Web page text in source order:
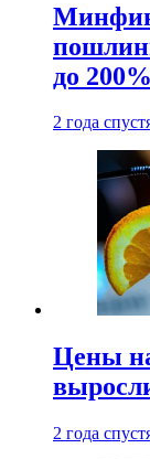
Минфин
до 200%
2 года
Цены
2 года